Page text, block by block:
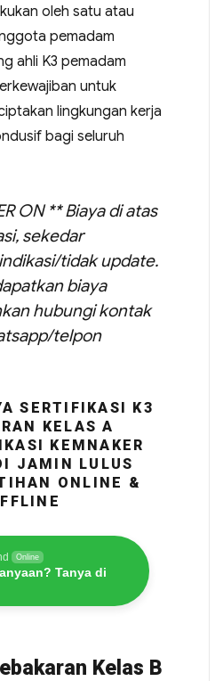
oleh satu atau
pemadam
ahli K3 pemadam
untuk
lingkungan kerja
bagi seluruh
ON ** Biaya di atas
sekedar
tidak update.
biaya
hubungi kontak
telpon
SERTIFIKASI K3
KELAS A
KEMNAKER
JAMIN LULUS
ONLINE &
Online
Tanya di
Kelas B